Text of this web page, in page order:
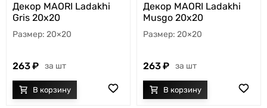
Декор MAORI Ladakhi
Gris 20x20
20×20
263 шт
Декор MAORI Ladakhi
Musgo 20x20
20×20
263 шт